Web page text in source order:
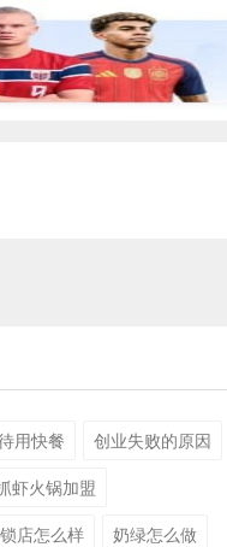
用快餐
创业失败的原因
虾火锅加盟
店怎么样
奶绿怎么做